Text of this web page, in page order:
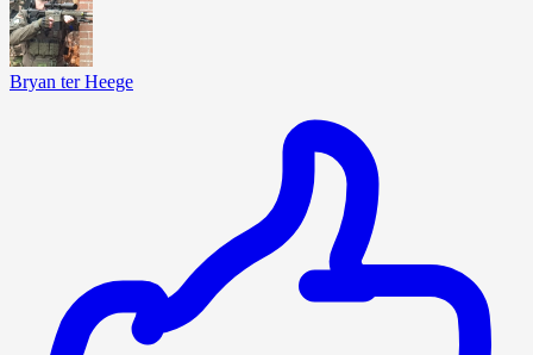
Bryan ter Heege